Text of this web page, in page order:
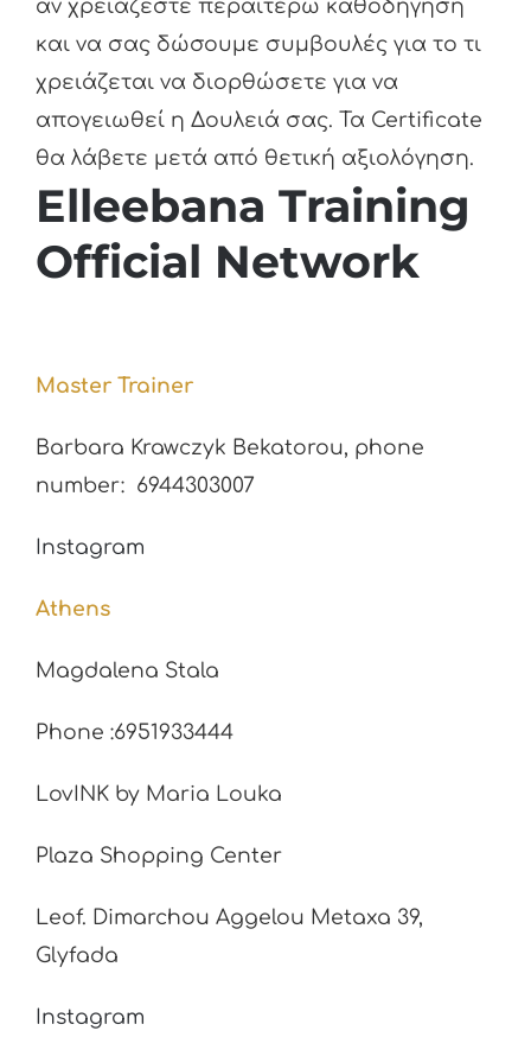
αν χρειάζεστε περαιτέρω καθοδήγηση
και να σας δώσουμε συμβουλές για το τι
χρειάζεται να διορθώσετε για να
απογειωθεί η Δουλειά σας. Τα Certificate
θα λάβετε μετά από θετική αξιολόγηση.
Elleebana Training
Official Network
Master Trainer
Barbara Krawczyk Bekatorou, phone
number: 6944303007
Instagram
Athens
Magdalena Stala
Phone :6951933444
LovINK by Maria Louka
Plaza Shopping Center
Leof. Dimarchou Aggelou Metaxa 39,
Glyfada
Instagram